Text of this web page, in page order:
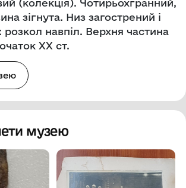
(колекція). Чотирьохгранний,
зігнута. Низ загострений і
навпіл. Верхня частина
ХХ ст.
музею